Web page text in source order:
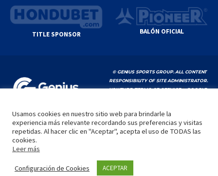
TITLE SPONSOR BALÓN OFICIAL
© GENIUS SPORTS GROUP. ALL CONTENT
RESPONSIBILITY OF SITE ADMINISTRATOR.
YOUTUBE TERMS OF SERVICE|GOOGLE
INICIO LA LIGA VIDEOS MEDIA CONTACTO
Usamos cookies en nuestro sitio web para brindarle la
experiencia más relevante recordando sus preferencias y visitas
repetidas. Al hacer clic en "Aceptar", acepta el uso de TODAS las
cookies.
Leer más
Configuración de Cookies ACEPTAR